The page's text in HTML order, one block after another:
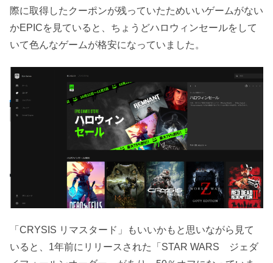
際に取得したクーポンが残っていたためいいゲームがない
かEPICを見ていると、ちょうどハロウィンセールをして
いて色んなゲームが格安になっていました。
「CRYSIS リマスタード」もいいかもと思いながら見て
いると、1年前にリリースされた「STAR WARS ジェダ